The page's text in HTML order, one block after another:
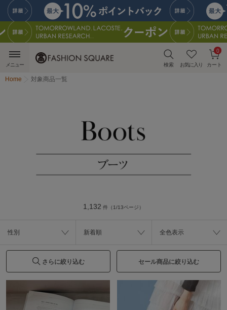
検索 お気に入り カート
0
メニュー
Home 対象商品一覧
1,132 件（1/13ページ）
性別 新着順 全色表示
さらに絞り込む セール商品に絞り込む